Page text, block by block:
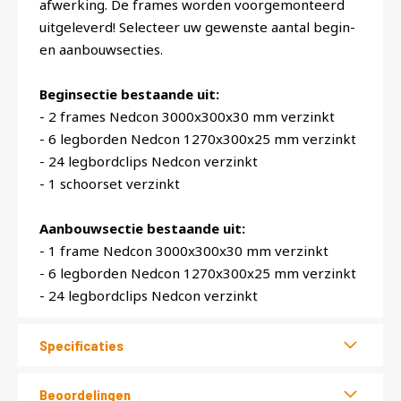
afwerking. De frames worden voorgemonteerd
uitgeleverd! Selecteer uw gewenste aantal begin-
en aanbouwsecties.
Beginsectie bestaande uit:
- 2 frames Nedcon 3000x300x30 mm verzinkt
- 6 legborden Nedcon 1270x300x25 mm verzinkt
- 24 legbordclips Nedcon verzinkt
- 1 schoorset verzinkt
Aanbouwsectie bestaande uit:
- 1 frame Nedcon 3000x300x30 mm verzinkt
- 6 legborden Nedcon 1270x300x25 mm verzinkt
- 24 legbordclips Nedcon verzinkt
Specificaties
Beoordelingen